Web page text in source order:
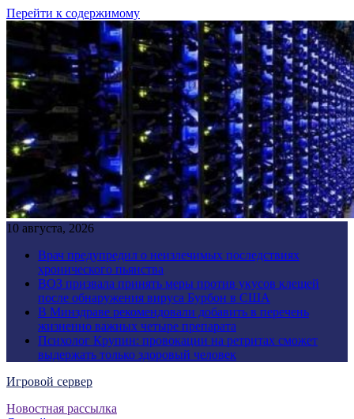
Перейти к содержимому
10 августа, 2026
Врач предупредил о неизлечимых последствиях
хронического пьянства
ВОЗ призвала принять меры против укусов клещей
после обнаружения вируса Бурбон в США
В Минздраве рекомендовали добавить в перечень
жизненно важных четыре препарата
Психолог Крупин: провокации на ретритах сможет
выдержать только здоровый человек
Игровой сервер
Новостная рассылка